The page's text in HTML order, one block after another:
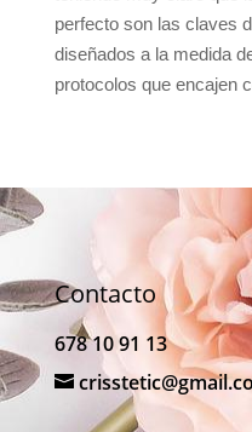
perfecto son las claves
diseñados a la medida
protocolos que encajen
Contacto
678 10 91 13